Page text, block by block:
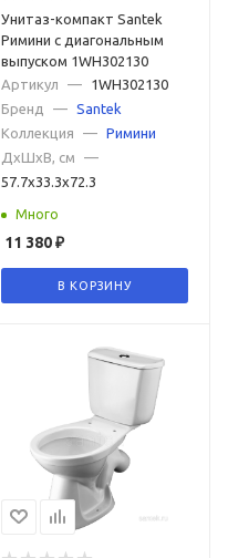
Унитаз-компакт Santek
Римини с диагональным
выпуском 1WH302130
Артикул
—
1WH302130
Бренд
—
Santek
Коллекция
—
Римини
ДxШxВ, см
—
57.7x33.3x72.3
Много
11 380₽
В КОРЗИНУ